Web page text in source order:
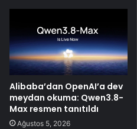
Alibaba’dan OpenAI’a dev
meydan okuma: Qwen3.8-
Max resmen tanıtıldı
Ağustos 5, 2026